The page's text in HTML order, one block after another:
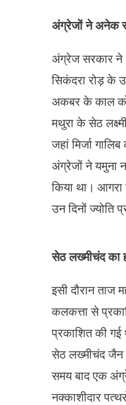
अंग्रेजों ने अनेक
अंग्रेज सरकार ने
सिकंदरा रोड़ के
अकबर के काल को
मथुरा के सेठ
जहां मिर्जा
अंग्रेजों ने यमुना
किया था।
उन दिनों ज्योति
सेठ लख्मीचंद का
इसी दौरान ताज
कलकत्ता से
प्रकाशित की गई
सेठ लख्मीचंद जैन
समय बाद एक
नक्काशीदार